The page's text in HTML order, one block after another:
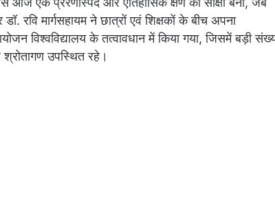
रवि मार्गसहायम ने छात्रों एवं शिक्षकों के बीच अपना
विश्वविद्यालय के तत्वावधान में किया गया, जिसमें बड़ी
श्रोतागण उपस्थित रहे।